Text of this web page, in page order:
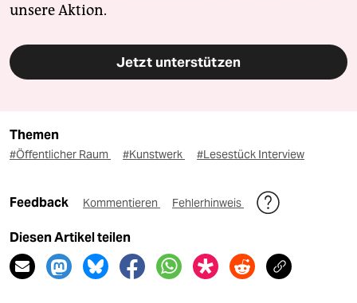
unsere Aktion.
Jetzt unterstützen
Themen
#Öffentlicher Raum #Kunstwerk #Lesestück Interview
Feedback Kommentieren Fehlerhinweis
Diesen Artikel teilen